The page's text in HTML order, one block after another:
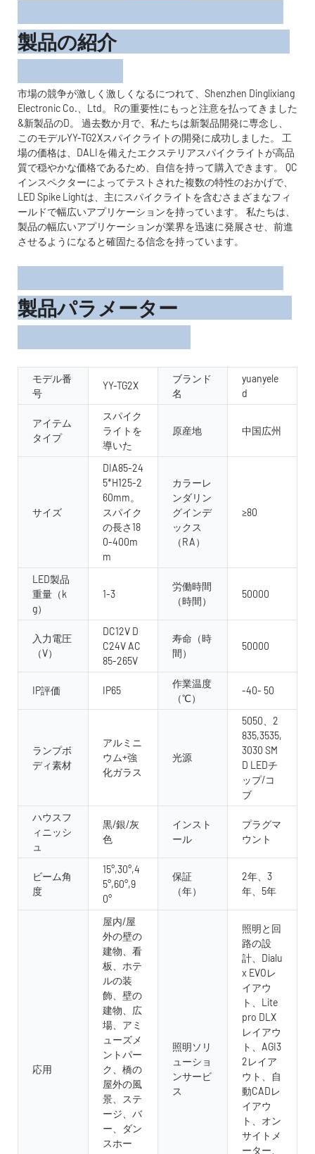
製品の紹介
市場の競争が激しく激しくなるにつれて、Shenzhen Dinglixiang
Electronic Co.、Ltd。 Rの重要性にもっと注意を払ってきました
&新製品のD。 過去数か月で、私たちは新製品開発に専念し、
このモデルYY-TG2Xスパイクライトの開発に成功しました。 工
場の価格は、DALIを備えたエクステリアスパイクライトが高品
質で穏やかな価格であるため、自信を持って購入できます。 QC
インスペクターによってテストされた複数の特性のおかげで、
LED Spike Lightは、主にスパイクライトを含むさまざまなフィ
ールドで幅広いアプリケーションを持っています。 私たちは、
製品の幅広いアプリケーションが業界を迅速に発展させ、前進
させるようになると確固たる信念を持っています。
製品パラメーター
モデル番
号
YY-TG2X
ブランド
名
yuanyele
d
アイテム
タイプ
スパイク
ライトを
導いた
原産地 中国広州
サイズ
DIA85-24
5*H125-2
60mm。
スパイク
の長さ18
0-400m
m
カラーレ
ンダリン
グインデ
ックス
（RA）
≥80
LED製品
重量（k
g）
1-3
労働時間
（時間）
50000
入力電圧
（V）
DC12V D
C24V AC
85-265V
寿命（時
間）
50000
IP評価 IP65
作業温度
（℃）
-40- 50
ランプボ
ディ素材
アルミニ
ウム+強
化ガラス
光源
5050、2
835,3535,
3030 SM
D LEDチ
ップ/コ
ブ
ハウスフ
ィニッシ
ュ
黒/銀/灰
色
インスト
ール
プラグマ
ウント
ビーム角
度
15°,30°,4
5°,60°,9
0°
保証
（年）
2年、3
年、5年
応用
屋内/屋
外の壁の
建物、看
板、ホテ
ルの装
飾、壁の
建物、広
場、アミ
ューズメ
ントパー
ク、橋の
屋外の風
景、ステ
ージ、バ
ー、ダン
スホー
照明ソリ
ューショ
ンサービ
ス
照明と回
路の設
計、Dialu
x EVOレ
イアウ
ト、Lite
pro DLX
レイアウ
ト、AGI3
2レイア
ウト、自
動CADレ
イアウ
ト、オン
サイトメ
ーター、